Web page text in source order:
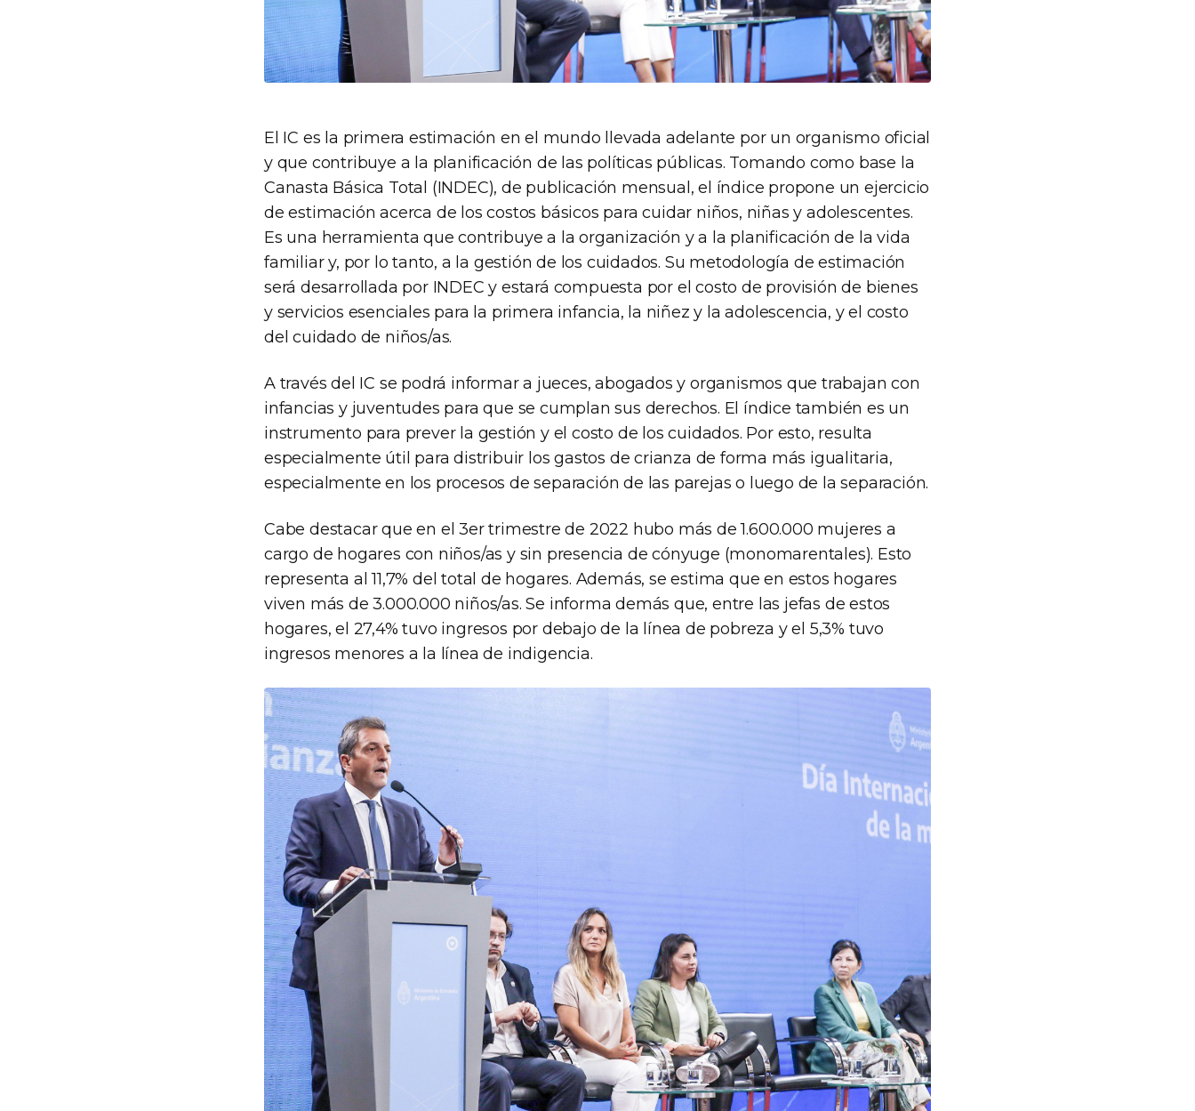
El IC es la primera estimación en el mundo llevada adelante por un organismo oficial
y que contribuye a la planificación de las políticas públicas. Tomando como base la
Canasta Básica Total (INDEC), de publicación mensual, el índice propone un ejercicio
de estimación acerca de los costos básicos para cuidar niños, niñas y adolescentes.
Es una herramienta que contribuye a la organización y a la planificación de la vida
familiar y, por lo tanto, a la gestión de los cuidados. Su metodología de estimación
será desarrollada por INDEC y estará compuesta por el costo de provisión de bienes
y servicios esenciales para la primera infancia, la niñez y la adolescencia, y el costo
del cuidado de niños/as.
A través del IC se podrá informar a jueces, abogados y organismos que trabajan con
infancias y juventudes para que se cumplan sus derechos. El índice también es un
instrumento para prever la gestión y el costo de los cuidados. Por esto, resulta
especialmente útil para distribuir los gastos de crianza de forma más igualitaria,
especialmente en los procesos de separación de las parejas o luego de la separación.
Cabe destacar que en el 3er trimestre de 2022 hubo más de 1.600.000 mujeres a
cargo de hogares con niños/as y sin presencia de cónyuge (monomarentales). Esto
representa al 11,7% del total de hogares. Además, se estima que en estos hogares
viven más de 3.000.000 niños/as. Se informa demás que, entre las jefas de estos
hogares, el 27,4% tuvo ingresos por debajo de la línea de pobreza y el 5,3% tuvo
ingresos menores a la línea de indigencia.